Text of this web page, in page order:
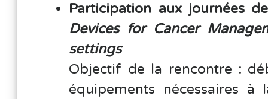
Participation aux journées
Devices for Cancer
settings
Objectif de la rencontre :
équipements nécessaires